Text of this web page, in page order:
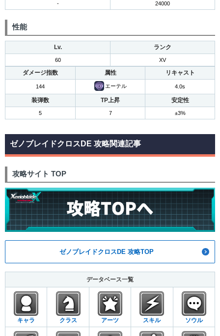
- 24000
性能
Lv. ランク
60 XV
ダメージ指数 属性 リキャスト
144 エーテル 4.0s
装弾数 TP上昇 安定性
5 7 ±3%
ゼノブレイドクロスDE 攻略関連記事
攻略サイト TOP
ゼノブレイドクロスDE 攻略TOP
データベース一覧
キャラ クラス アーツ スキル ソウル